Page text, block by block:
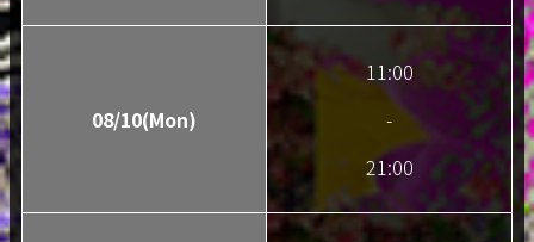
08/10(Mon)
11:00
-
21:00